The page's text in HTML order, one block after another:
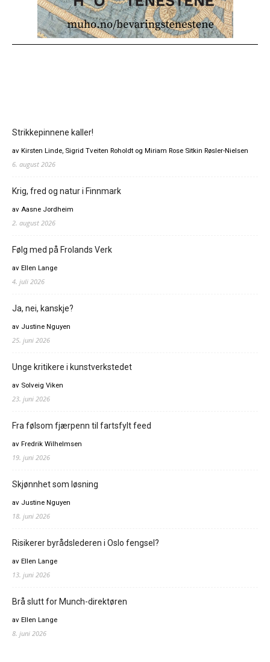
Strikkepinnene kaller!
av Kirsten Linde, Sigrid Tveiten Roholdt og Miriam Rose Sitkin Røsler-Nielsen
6. august 2026
Krig, fred og natur i Finnmark
av Aasne Jordheim
2. august 2026
Følg med på Frolands Verk
av Ellen Lange
4. juli 2026
Ja, nei, kanskje?
av Justine Nguyen
25. juni 2026
Unge kritikere i kunstverkstedet
av Solveig Viken
23. juni 2026
Fra følsom fjærpenn til fartsfylt feed
av Fredrik Wilhelmsen
19. juni 2026
Skjønnhet som løsning
av Justine Nguyen
18. juni 2026
Risikerer byrådslederen i Oslo fengsel?
av Ellen Lange
13. juni 2026
Brå slutt for Munch-direktøren
av Ellen Lange
8. juni 2026